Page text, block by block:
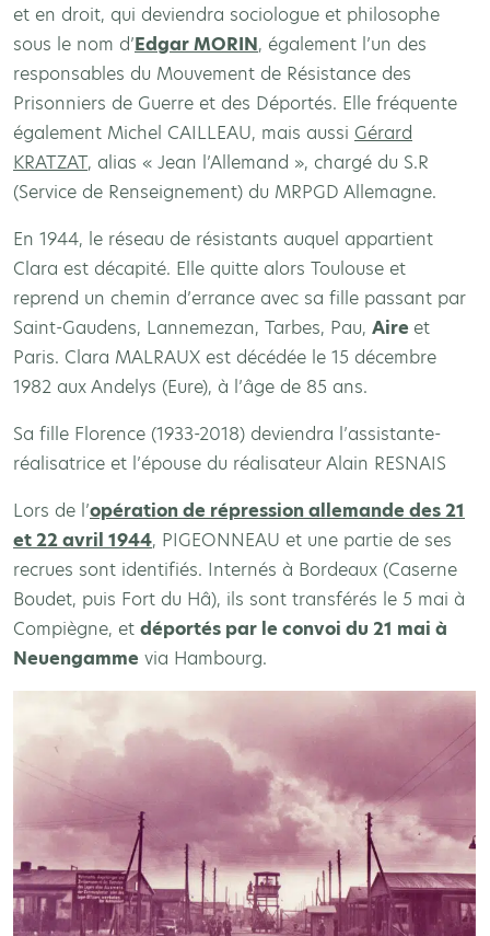
et en droit, qui deviendra sociologue et philosophe
sous le nom d’Edgar MORIN, également l’un des
responsables du Mouvement de Résistance des
Prisonniers de Guerre et des Déportés. Elle fréquente
également Michel CAILLEAU, mais aussi Gérard
KRATZAT, alias « Jean l’Allemand », chargé du S.R
(Service de Renseignement) du MRPGD Allemagne.
En 1944, le réseau de résistants auquel appartient
Clara est décapité. Elle quitte alors Toulouse et
reprend un chemin d’errance avec sa fille passant par
Saint-Gaudens, Lannemezan, Tarbes, Pau, Aire et
Paris. Clara MALRAUX est décédée le 15 décembre
1982 aux Andelys (Eure), à l’âge de 85 ans.
Sa fille Florence (1933-2018) deviendra l’assistante-
réalisatrice et l’épouse du réalisateur Alain RESNAIS
Lors de l’opération de répression allemande des 21
et 22 avril 1944, PIGEONNEAU et une partie de ses
recrues sont identifiés. Internés à Bordeaux (Caserne
Boudet, puis Fort du Hâ), ils sont transférés le 5 mai à
Compiègne, et déportés par le convoi du 21 mai à
Neuengamme via Hambourg.